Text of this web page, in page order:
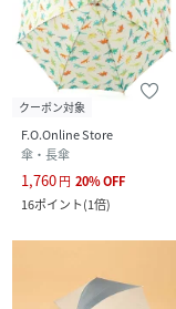
クーポン対象
F.O.Online Store
傘・長傘
1,760円 20%OFF
16ポイント(1倍)